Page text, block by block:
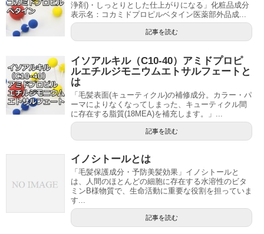
浄剤)・しっとりとした仕上がりになる」化粧品成分
表示名：コカミドプロピルベタイン医薬部外品成...
記事を読む
イソアルキル（C10-40）アミドプロピ
ルエチルジモニウムエトサルフェートと
は
「毛髪表面(キューティクル)の補修成分。カラー・パ
ーマによりなくなってしまった、キューティクル間
に存在する脂質(18MEA)を補充します。」...
記事を読む
イノシトールとは
「毛髪保護成分・予防美髪効果」イノシトールと
は、人間のほとんどの細胞に存在する水溶性のビタ
ミンB様物質で、生命活動に重要な役割を担っていま
す...
記事を読む